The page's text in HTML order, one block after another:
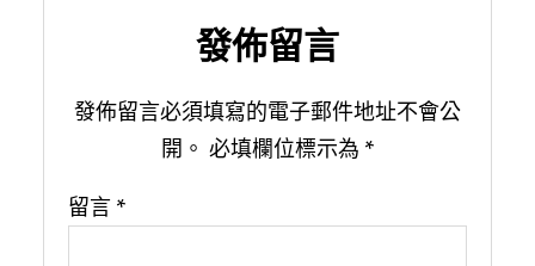
發佈留言
發佈留言必須填寫的電子郵件地址不會公
開。 必填欄位標示為 *
留言 *